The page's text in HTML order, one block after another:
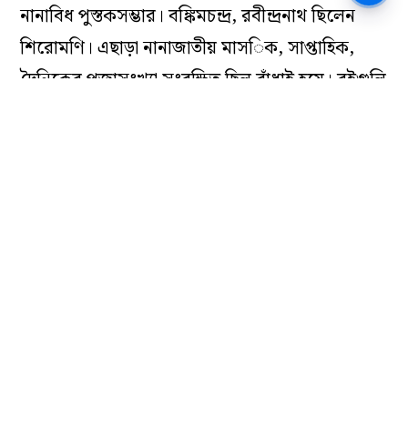
নানাবিধ পুস্তকসম্ভার। বঙ্কিমচন্দ্র, রবীন্দ্রনাথ ছিলেন
শিরোমণি। এছাড়া নানাজাতীয় মাসিক, সাপ্তাহিক,
দৈনিকের পূজাসংখ্যা সংরক্ষিত ছিল বাঁধাই হয়ে। বইগুলি